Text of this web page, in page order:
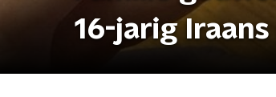
16-jarig